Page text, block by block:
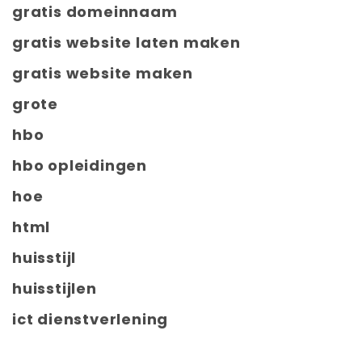
gratis domeinnaam
gratis website laten maken
gratis website maken
grote
hbo
hbo opleidingen
hoe
html
huisstijl
huisstijlen
ict dienstverlening